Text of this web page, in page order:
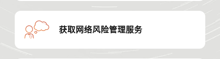
获取网络风险管理服务